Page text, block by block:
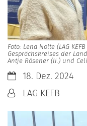
Foto: Lena Nolte (LAG
Gesprächskreises der
Antje Rösener (li.) und
Datum:18. Dez. 2024
Von:LAG KEFB